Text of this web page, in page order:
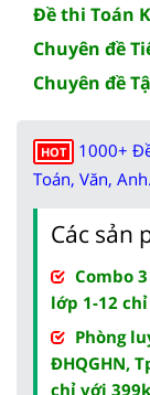
Đề thi Toán
Chuyên đề
Chuyên đề
HOT
1000+
Toán, Văn,
Các sản
Combo
lớp 1-12
Phòng
ĐHQGHN,
chỉ với 399k